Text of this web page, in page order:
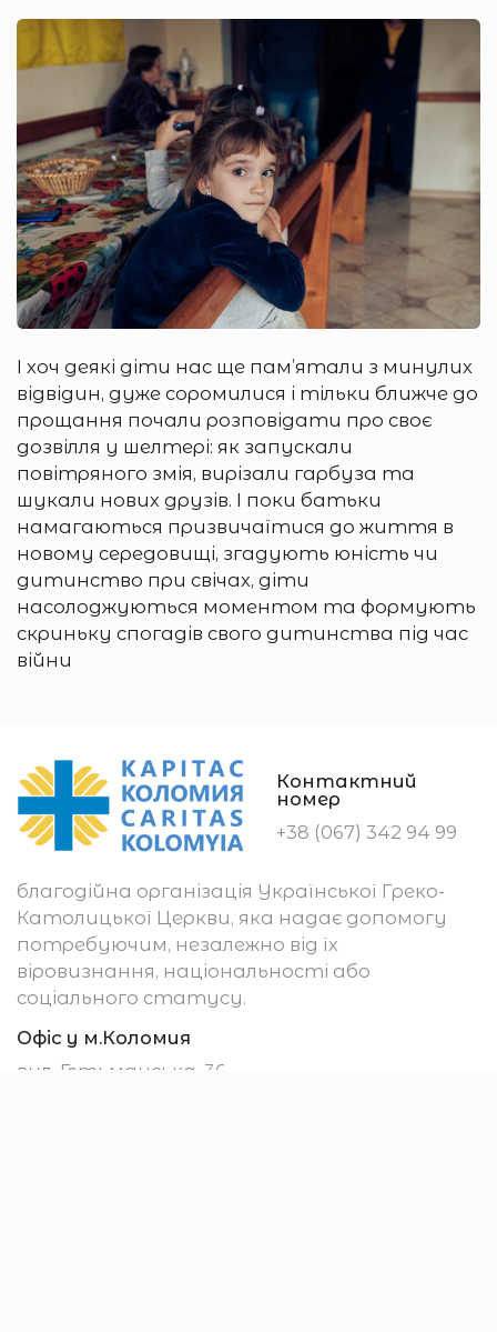
І хоч деякі діти нас ще пам’ятали з минулих
відвідин, дуже соромилися і тільки ближче до
прощання почали розповідати про своє
дозвілля у шелтері: як запускали
повітряного змія, вирізали гарбуза та
шукали нових друзів. І поки батьки
намагаються призвичаїтися до життя в
новому середовищі, згадують юність чи
дитинство при свічах, діти
насолоджуються моментом та формують
скриньку спогадів свого дитинства під час
війни
Контактний
номер
+38 (067) 342 94 99
благодійна організація Української Греко-
Католицької Церкви, яка надає допомогу
потребуючим, незалежно від їх
віровизнання, національності або
соціального статусу.
Офіс у м.Коломия
вул. Гетьманська, 36